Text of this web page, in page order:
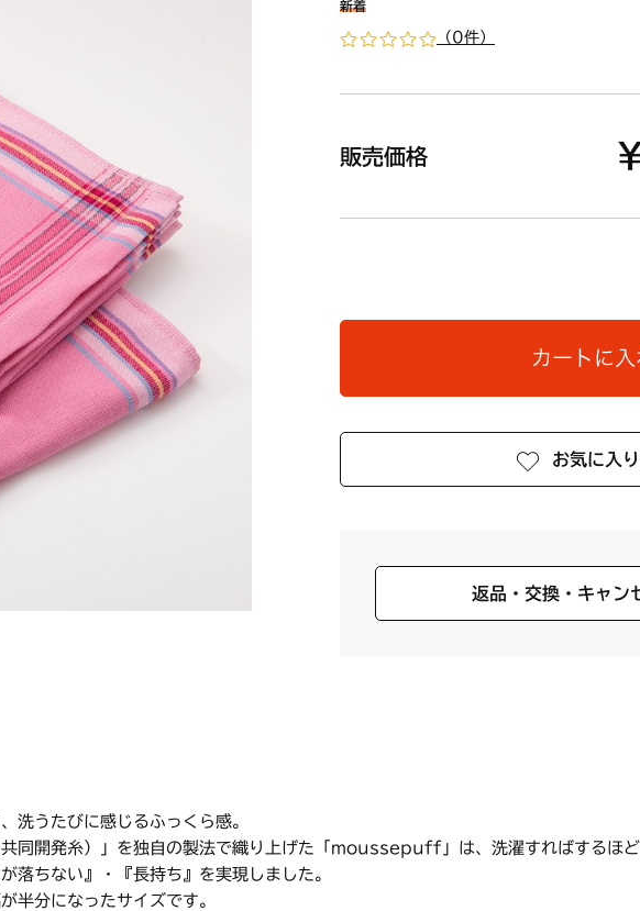
新着
（0件）
販売価格
カートに入
お気に入
返品・交換・キャン
洗うたびに感じるふっくら感。
共同開発糸）」を独自の製法で織り上げた「moussepuff」は、洗濯すればするほど
落ちない』・『長持ち』を実現しました。
半分になったサイズです。